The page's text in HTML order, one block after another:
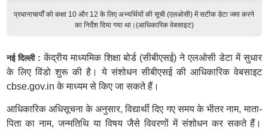
प्रधानाचार्यों को कक्षा 10 और 12 के लिए अभ्यर्थियों की सूची (एलओसी) में सटीक डेटा जमा करने
का निर्देश दिया गया था।(आधिकारिक वेबसाइट)
नई दिल्ली :केंद्रीय माध्यमिक शिक्षा बोर्ड (सीबीएसई) ने एलओसी डेटा में सुधार
के लिए विंडो शुरू की है। ये संशोधन सीबीएसई की आधिकारिक वेबसाइट
cbse.gov.in के माध्यम से किए जा सकते हैं।
आधिकारिक अधिसूचना के अनुसार, विद्यार्थी दिए गए समय के भीतर नाम, माता-
पिता का नाम, जन्मतिथि या विषय जैसे विवरणों में संशोधन कर सकते हैं।